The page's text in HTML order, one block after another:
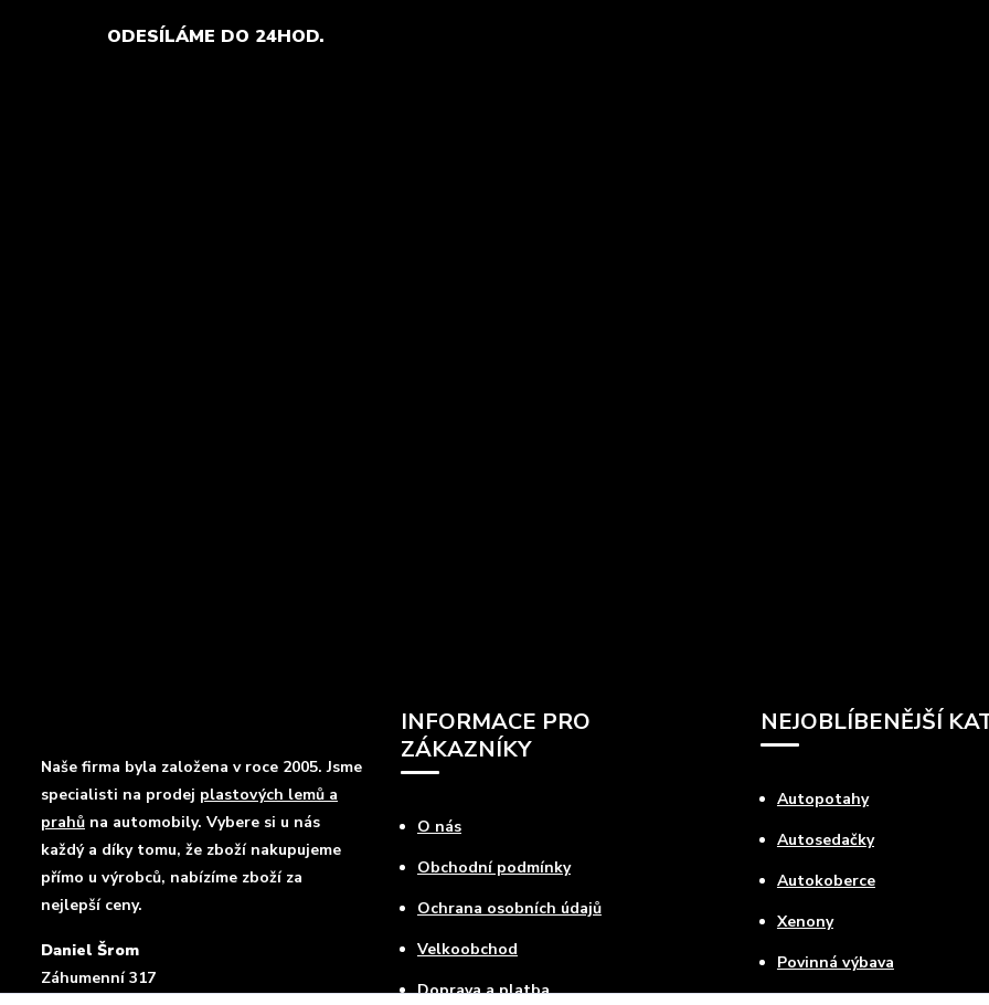
ODESÍLÁME DO 24HOD.
Naše firma byla založena v roce 2005. Jsme
specialisti na prodej plastových lemů a
prahů na automobily. Vybere si u nás
každý a díky tomu, že zboží nakupujeme
přímo u výrobců, nabízíme zboží za
nejlepší ceny.
Daniel Šrom
Záhumenní 317
INFORMACE PRO
ZÁKAZNÍKY
O nás
Obchodní podmínky
Ochrana osobních údajů
Velkoobchod
Doprava a platba
NEJOBLÍBENĚJŠÍ
Autopotahy
Autosedačky
Autokoberce
Xenony
Povinná výbava